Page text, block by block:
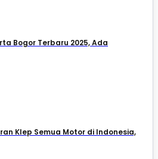
Bogor Terbaru 2025, Ada
Klep Semua Motor di Indonesia,